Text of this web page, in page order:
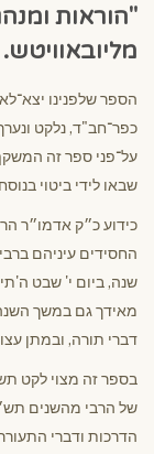
"הוראות
מליובאוויטש.
הספר שלפנינו
כפר־חב"ד, נלקט
על־פני ספר זה
שבאו לידי ביטוי
כידוע כ״ק אדמו״ר
החסידים עיניהם
שנה, ביום י' שבט
מאידך גם במשך
דברי תורה, ובמתן
בספר זה מצוי לקט
של הרבי מהשנים
הדרכות ודברי